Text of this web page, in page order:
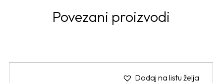
Povezani proizvodi
Dodaj na listu želja